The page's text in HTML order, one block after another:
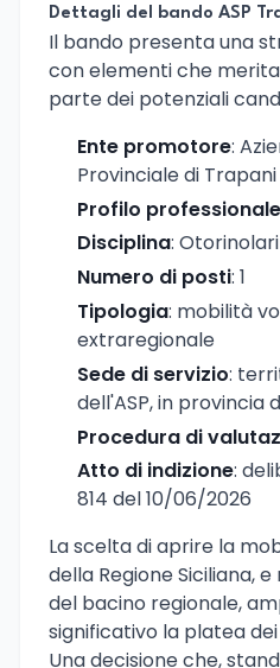
Dettagli del bando ASP
Il bando presenta una
con elementi che
parte dei potenziali
Ente promotore:
Provinciale di Trapani
Profilo professionale
Disciplina:
Numero di posti: 1
Tipologia: mobilità
extraregionale
Sede di servizio:
dell'ASP, in provincia
Procedura di
Atto di indizione:
814 del 10/06/2026
La scelta di aprire la
della Regione Siciliana,
del bacino regionale,
significativo la platea
Una decisione che,